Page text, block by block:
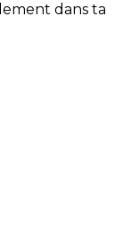
dans ta